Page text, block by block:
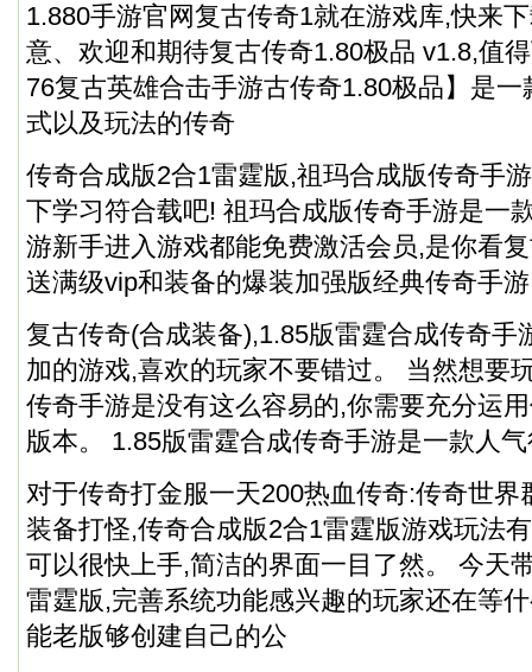
1.880手游官网复古传奇1就在游戏库,快来
意、欢迎和期待复古传奇1.80极品 v1.8,值
76复古英雄合击手游古传奇1.80极品】是
式以及玩法的传奇
传奇合成版2合1雷霆版,祖玛合成版传奇手
下学习符合载吧! 祖玛合成版传奇手游是一
游新手进入游戏都能免费激活会员,是你看
送满级vip和装备的爆装加强版经典传奇手
复古传奇(合成装备),1.85版雷霆合成传奇手
加的游戏,喜欢的玩家不要错过。 当然想要
传奇手游是没有这么容易的,你需要充分运
版本。 1.85版雷霆合成传奇手游是一款人
对于传奇打金服一天200热血传奇:传奇世界
装备打怪,传奇合成版2合1雷霆版游戏玩法
可以很快上手,简洁的界面一目了然。 今天
雷霆版,完善系统功能感兴趣的玩家还在等
能老版够创建自己的公